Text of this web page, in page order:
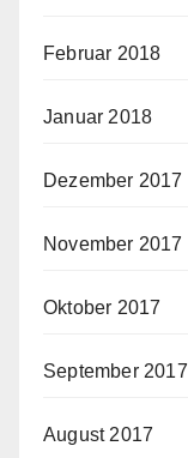
Februar 2018
Januar 2018
Dezember 2017
November 2017
Oktober 2017
September 2017
August 2017